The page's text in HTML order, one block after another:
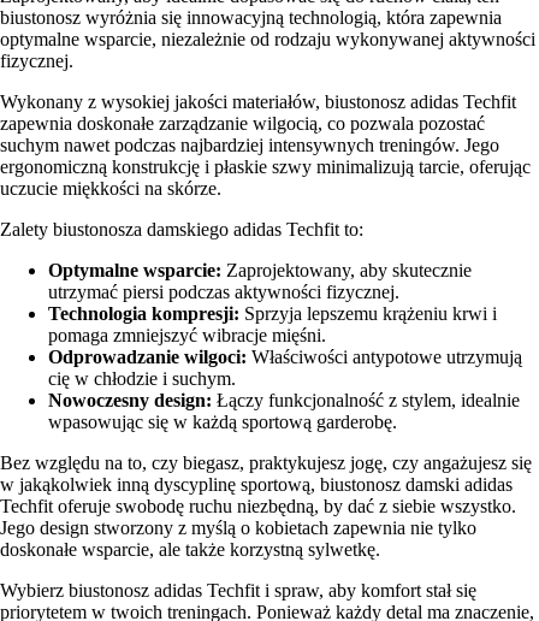
biustonosz wyróżnia się innowacyjną technologią, która zapewnia
optymalne wsparcie, niezależnie od rodzaju wykonywanej aktywności
fizycznej.
Wykonany z wysokiej jakości materiałów, biustonosz adidas Techfit
zapewnia doskonałe zarządzanie wilgocią, co pozwala pozostać
suchym nawet podczas najbardziej intensywnych treningów. Jego
ergonomiczną konstrukcję i płaskie szwy minimalizują tarcie, oferując
uczucie miękkości na skórze.
Zalety biustonosza damskiego adidas Techfit to:
Optymalne wsparcie: Zaprojektowany, aby skutecznie
utrzymać piersi podczas aktywności fizycznej.
Technologia kompresji: Sprzyja lepszemu krążeniu krwi i
pomaga zmniejszyć wibracje mięśni.
Odprowadzanie wilgoci: Właściwości antypotowe utrzymują
cię w chłodzie i suchym.
Nowoczesny design: Łączy funkcjonalność z stylem, idealnie
wpasowując się w każdą sportową garderobę.
Bez względu na to, czy biegasz, praktykujesz jogę, czy angażujesz się
w jakąkolwiek inną dyscyplinę sportową, biustonosz damski adidas
Techfit oferuje swobodę ruchu niezbędną, by dać z siebie wszystko.
Jego design stworzony z myślą o kobietach zapewnia nie tylko
doskonałe wsparcie, ale także korzystną sylwetkę.
Wybierz biustonosz adidas Techfit i spraw, aby komfort stał się
priorytetem w twoich treningach. Ponieważ każdy detal ma znaczenie,